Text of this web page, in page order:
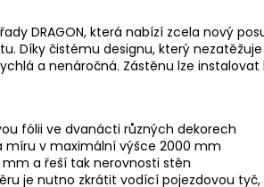
DRAGON, která nabízí zcela nový
Díky čistému designu, který
a nenáročná. Zástěnu lze
fólii ve dvanácti různých dekorech
míru v maximální výšce 2000 mm
a řeší tak nerovnosti stěn
je nutno zkrátit vodící pojezdovou tyč,